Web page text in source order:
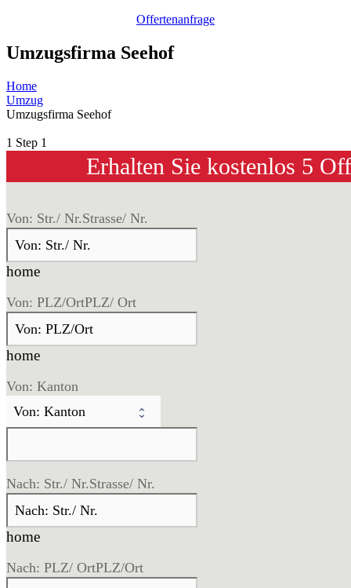
Offertenanfrage
Umzugsfirma Seehof
Home
Umzug
Umzugsfirma Seehof
1 Step 1
Erhalten Sie kostenlos 5
Von: Str./ Nr.Strasse/ Nr.
home
Von: PLZ/OrtPLZ/ Ort
home
Von: Kanton
Nach: Str./ Nr.Strasse/ Nr.
home
Nach: PLZ/ OrtPLZ/Ort